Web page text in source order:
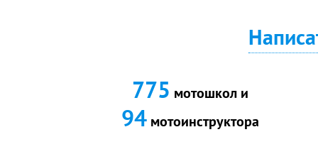
775 мотошкол и
94мотоинструктора